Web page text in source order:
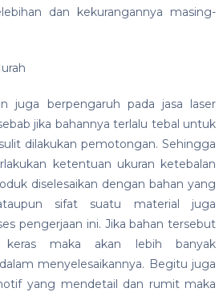
dan kekurangannya masing-
juga berpengaruh pada jasa laser
jika bahannya terlalu tebal untuk
dilakukan pemotongan. Sehingga
ketentuan ukuran ketebalan
diselesaikan dengan bahan yang
sifat suatu material juga
pengerjaan ini. Jika bahan tersebut
maka akan lebih banyak
menyelesaikannya. Begitu juga
yang mendetail dan rumit maka